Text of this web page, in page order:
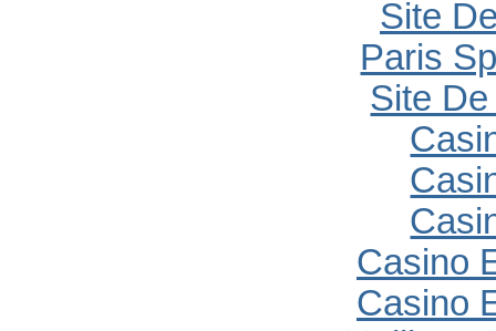
Site
Paris
Site
Casino
Casino